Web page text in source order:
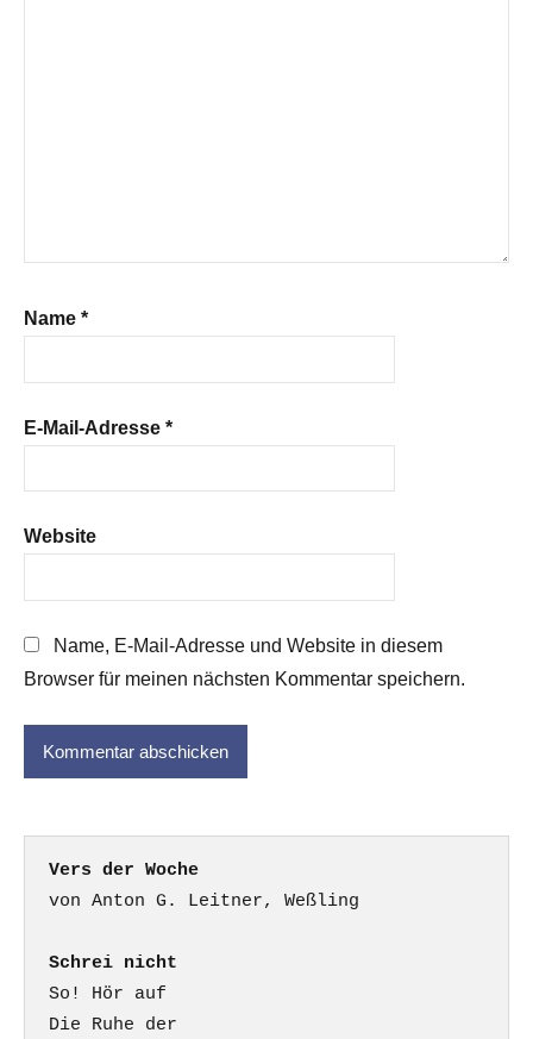
Name *
E-Mail-Adresse *
Website
Name, E-Mail-Adresse und Website in diesem
Browser für meinen nächsten Kommentar speichern.
Vers der Woche
Schrei nicht
So! Hör auf
Die Ruhe der